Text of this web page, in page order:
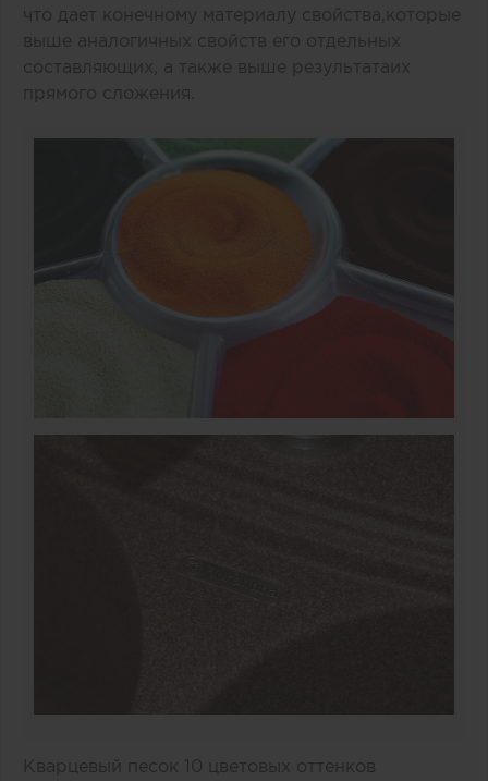
что дает конечному материалу свойства,которые
выше аналогичных свойств его отдельных
составляющих, а также выше результатаих
прямого сложения.
Кварцевый песок 10 цветовых оттенков